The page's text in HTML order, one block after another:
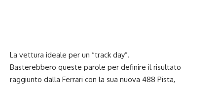
La vettura ideale per un “track day”.
Basterebbero queste parole per definire il risultato
raggiunto dalla Ferrari con la sua nuova 488 Pista,